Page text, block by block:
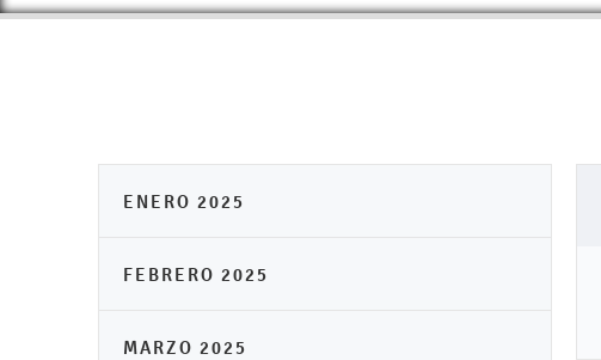
ENERO 2025
FEBRERO 2025
MARZO 2025